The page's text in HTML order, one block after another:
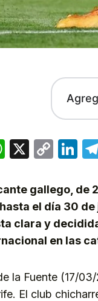
WhatsApp
X
Copy
gallego, de
el día 30
clara y
en las
la Fuente (17/
El club